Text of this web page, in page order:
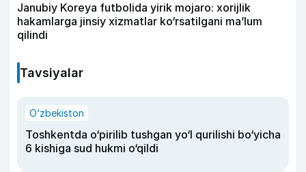
Janubiy Koreya futbolida yirik mojaro: xorijlik
hakamlarga jinsiy xizmatlar ko‘rsatilgani ma’lum
qilindi
Tavsiyalar
O‘zbekiston
Toshkentda o‘pirilib tushgan yo‘l qurilishi bo‘yicha
6 kishiga sud hukmi o‘qildi